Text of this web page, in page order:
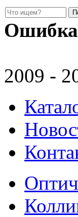
Ошибка
2009 -